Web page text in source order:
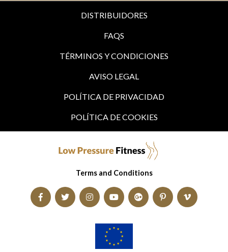
DISTRIBUIDORES
FAQS
TÉRMINOS Y CONDICIONES
AVISO LEGAL
POLÍTICA DE PRIVACIDAD
POLÍTICA DE COOKIES
Terms and Conditions